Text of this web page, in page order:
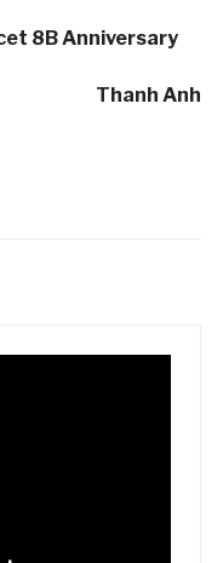
8B Anniversary
Thanh Anh